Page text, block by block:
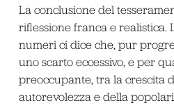
La conclusione del
riflessione franca e realistica.
numeri ci dice che, pur
uno scarto eccessivo, e per
preoccupante, tra la crescita
autorevolezza e della